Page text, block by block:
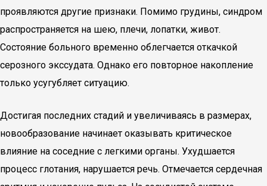
проявляются другие признаки. Помимо грудины, синдром
распространяется на шею, плечи, лопатки, живот.
Состояние больного временно облегчается откачкой
серозного экссудата. Однако его повторное накопление
только усугубляет ситуацию.
Достигая последних стадий и увеличиваясь в размерах,
новообразование начинает оказывать критическое
влияние на соседние с легкими органы. Ухудшается
процесс глотания, нарушается речь. Отмечается сердечная